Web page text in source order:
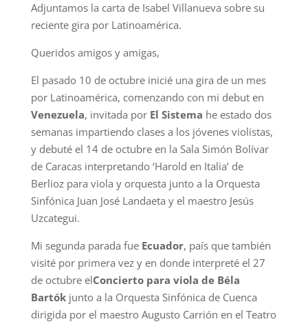
Adjuntamos la carta de Isabel Villanueva sobre su
reciente gira por Latinoamérica.
Queridos amigos y amigas,
El pasado 10 de octubre inicié una gira de un mes
por Latinoamérica, comenzando con mi debut en
Venezuela, invitada por El Sistema he estado dos
semanas impartiendo clases a los jóvenes violistas,
y debuté el 14 de octubre en la Sala Simón Bolívar
de Caracas interpretando ‘Harold en Italia’ de
Berlioz para viola y orquesta junto a la Orquesta
Sinfónica Juan José Landaeta y el maestro Jesús
Uzcategui.
Mi segunda parada fue Ecuador, país que también
visité por primera vez y en donde interpreté el 27
de octubre elConcierto para viola de Béla
Bartókjunto a la Orquesta Sinfónica de Cuenca
dirigida por el maestro Augusto Carrión en el Teatro